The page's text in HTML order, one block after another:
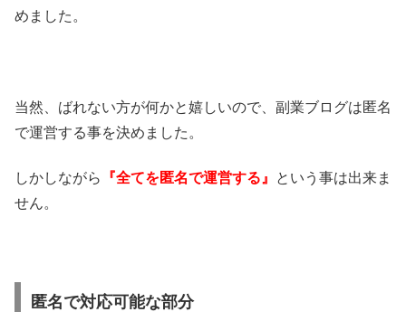
めました。
当然、ばれない方が何かと嬉しいので、副業ブログは匿名
で運営する事を決めました。
しかしながら 『全てを匿名で運営する』
という事は出来ま
せん。
匿名で対応可能な部分